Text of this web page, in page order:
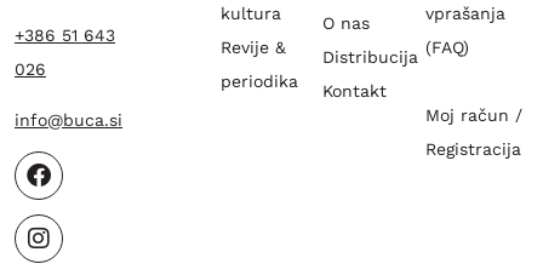
+386 51 643
026
info@buca.si
kultura
Revije &
periodika
O nas
Distribucija
Kontakt
vprašanja
(FAQ)
Moj račun /
Registracija